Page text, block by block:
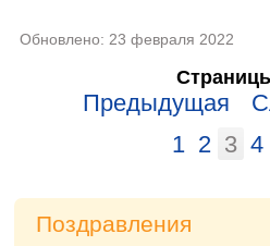
Обновлено: 23 февраля 2022
Предыдущая
1 2 3 4
Поздравления